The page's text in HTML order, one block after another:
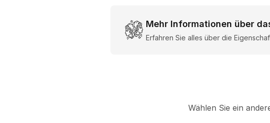
Mehr Informationen über
Erfahren Sie alles über die
Wählen Sie ein